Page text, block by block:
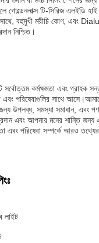
গোল্ডেনলাক্স টি-সিরিজ এলইডি
সাথে, বহুমুখী মরীচি কোণ, এবং
নিশ্চিত।
কর্মক্ষমতা এবং গ্রাহক
পরিষেবাগুলির সাথে
উপলব্ধ, সমস্যা সমাধান, এবং
এবং আপনার মনের শান্তি জন্য
এবং পরিষেবা সম্পর্কে আরও
লাইট